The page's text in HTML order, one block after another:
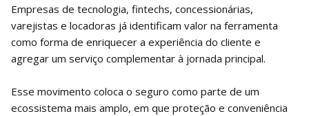
Empresas de tecnologia, fintechs, concessionárias,
varejistas e locadoras já identificam valor na ferramenta
como forma de enriquecer a experiência do cliente e
agregar um serviço complementar à jornada principal.
Esse movimento coloca o seguro como parte de um
ecossistema mais amplo, em que proteção e conveniência